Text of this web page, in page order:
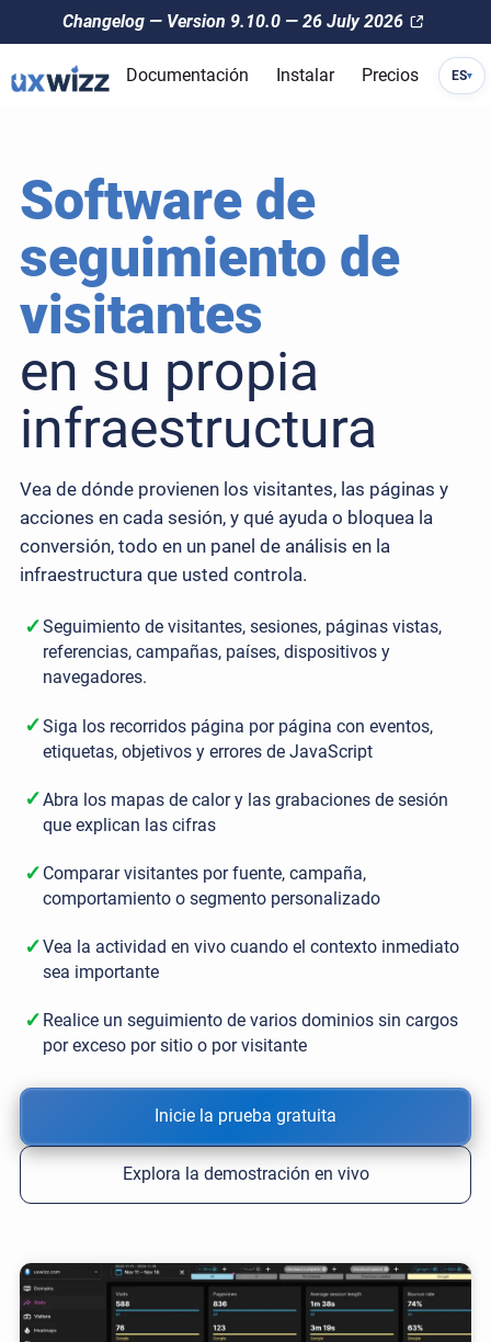
Changelog — Version 9.10.0 — 26 July 2026
Documentación Instalar Precios ES▾
Software de
seguimiento de
visitantes
en su propia
infraestructura
Vea de dónde provienen los visitantes, las páginas y
acciones en cada sesión, y qué ayuda o bloquea la
conversión, todo en un panel de análisis en la
infraestructura que usted controla.
✓Seguimiento de visitantes, sesiones, páginas vistas,
referencias, campañas, países, dispositivos y
navegadores.
✓Siga los recorridos página por página con eventos,
etiquetas, objetivos y errores de JavaScript
✓Abra los mapas de calor y las grabaciones de sesión
que explican las cifras
✓ Comparar visitantes por fuente, campaña,
comportamiento o segmento personalizado
✓Vea la actividad en vivo cuando el contexto inmediato
sea importante
✓ Realice un seguimiento de varios dominios sin cargos
por exceso por sitio o por visitante
Inicie la prueba gratuita
Explora la demostración en vivo